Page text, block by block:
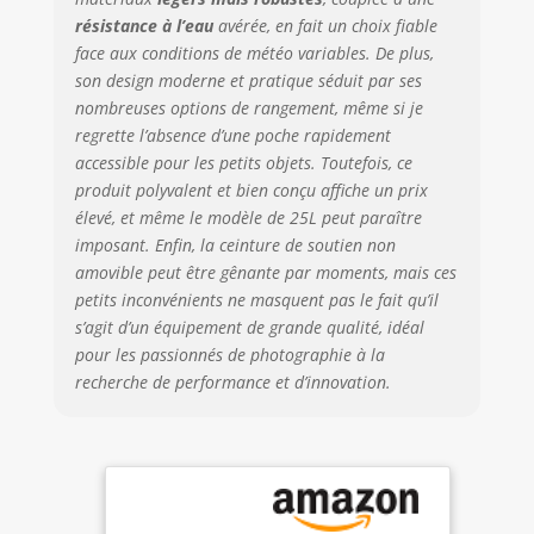
encore. L'ouverture
arrière à 180° avec
des séparateurs
personnalisables
garantit un
rangement
organisé du
matériel et un
accès facile
Options de
stockage
polyvalentes :
Poche interne
avant pour les
articles
fréquemment
lecteur de carte ;
résistance à l’eauavérée, en fait un choix fiable
face aux conditions de météo variables. De plus,
son design moderne et pratique séduit par ses
nombreuses options de rangement, même si je
regrette l’absence d’une poche rapidement
accessible pour les petits objets. Toutefois, ce
produit polyvalent et bien conçu affiche un prix
élevé, et même le modèle de 25L peut paraître
imposant. Enfin, la ceinture de soutien non
amovible peut être gênante par moments, mais ces
petits inconvénients ne masquent pas le fait qu’il
s’agit d’un équipement de grande qualité, idéal
pour les passionnés de photographie à la
recherche de performance et d’innovation.